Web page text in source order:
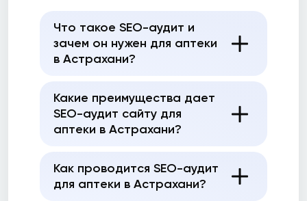
Что такое SEO-аудит и
зачем он нужен для аптеки
в Астрахани?
Какие преимущества дает
SEO-аудит сайту для
аптеки в Астрахани?
Как проводится SEO-аудит
для аптеки в Астрахани?